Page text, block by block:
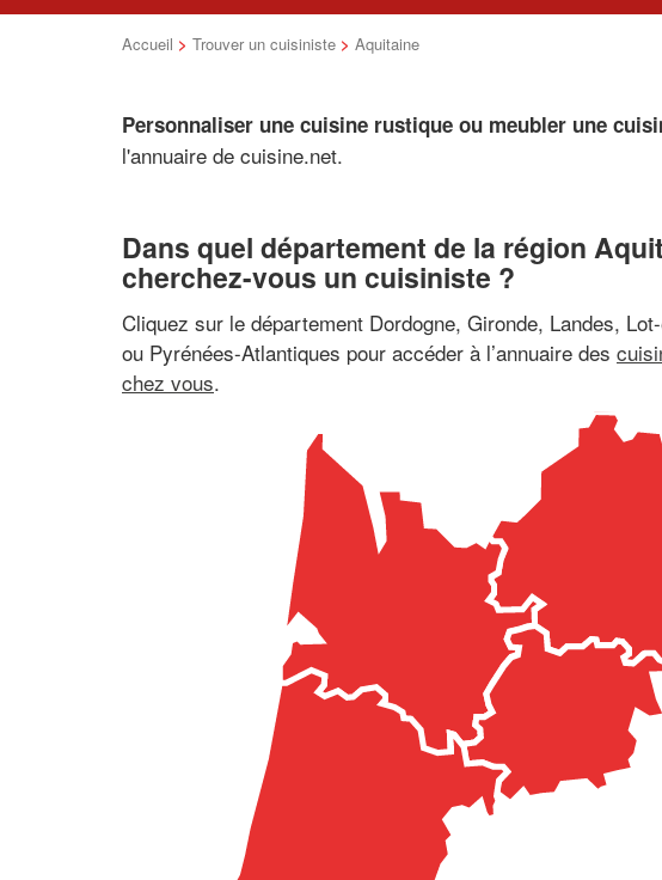
Accueil > Trouver un cuisiniste > Aquitaine
Personnaliser une cuisine rustique ou meubler une
l'annuaire de cuisine.net.
Dans quel département de la région
cherchez-vous un cuisiniste ?
Cliquez sur le département Dordogne, Gironde, Landes,
ou Pyrénées-Atlantiques pour accéder à l’annuaire des
chez vous.